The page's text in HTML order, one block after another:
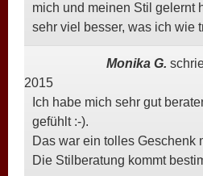
mich und meinen Stil gelernt
sehr viel besser, was ich wie
Monika G.
2015
Ich habe mich sehr gut
gefühlt :-).
Das war ein tolles Geschenk
Die Stilberatung kommt